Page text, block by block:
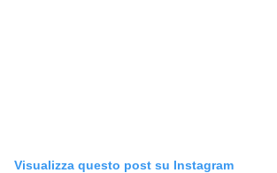
Visualizza questo post su Instagram